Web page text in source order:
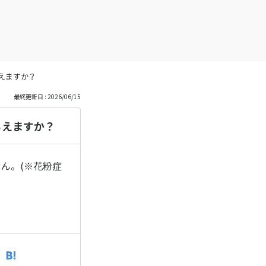
ますか？
最終更新日 : 2026/06/15
ますか？
ん。(※花粉症